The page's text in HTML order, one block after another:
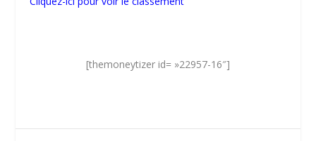
[themoneytizer id= »22957-16″]